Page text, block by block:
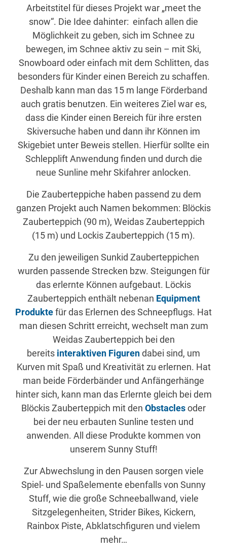
Arbeitstitel für dieses Projekt war „meet the
snow“. Die Idee dahinter: einfach allen die
Möglichkeit zu geben, sich im Schnee zu
bewegen, im Schnee aktiv zu sein – mit Ski,
Snowboard oder einfach mit dem Schlitten, das
besonders für Kinder einen Bereich zu schaffen.
Deshalb kann man das 15 m lange Förderband
auch gratis benutzen. Ein weiteres Ziel war es,
dass die Kinder einen Bereich für ihre ersten
Skiversuche haben und dann ihr Können im
Skigebiet unter Beweis stellen. Hierfür sollte ein
Schlepplift Anwendung finden und durch die
neue Sunline mehr Skifahrer anlocken.
Die Zauberteppiche haben passend zu dem
ganzen Projekt auch Namen bekommen: Blöckis
Zauberteppich (90 m), Weidas Zauberteppich
(15 m) und Lockis Zauberteppich (15 m).
Zu den jeweiligen Sunkid Zauberteppichen
wurden passende Strecken bzw. Steigungen für
das erlernte Können aufgebaut. Löckis
Zauberteppich enthält nebenan Equipment
Produktefür das Erlernen des Schneepflugs. Hat
man diesen Schritt erreicht, wechselt man zum
Weidas Zauberteppich bei den
bereits interaktiven Figurendabei sind, um
Kurven mit Spaß und Kreativität zu erlernen. Hat
man beide Förderbänder und Anfängerhänge
hinter sich, kann man das Erlernte gleich bei dem
Blöckis Zauberteppich mit den Obstaclesoder
bei der neu erbauten Sunline testen und
anwenden. All diese Produkte kommen von
unserem Sunny Stuff!
Zur Abwechslung in den Pausen sorgen viele
Spiel- und Spaßelemente ebenfalls von Sunny
Stuff, wie die große Schneeballwand, viele
Sitzgelegenheiten, Strider Bikes, Kickern,
Rainbox Piste, Abklatschfiguren und vielem
mehr…